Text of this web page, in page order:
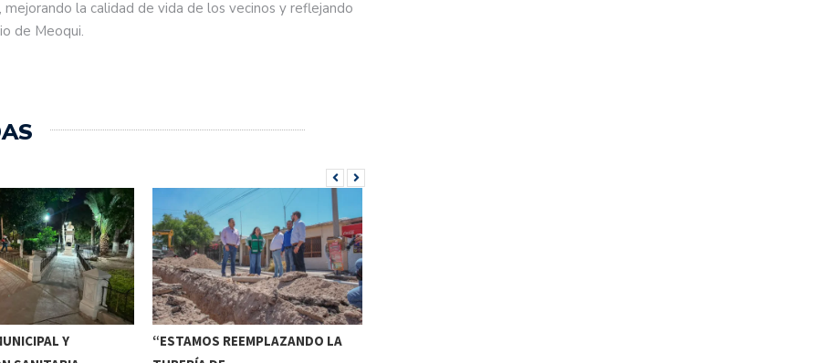
la calidad de vida de los vecinos y reflejando
de Meoqui.
Y
“ESTAMOS REEMPLAZANDO LA